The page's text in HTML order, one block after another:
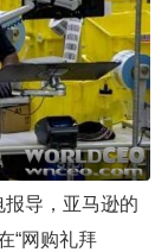
导， 亚马逊的
“网购礼拜